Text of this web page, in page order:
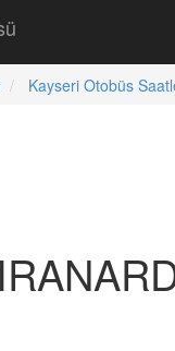
Kayseri Otobüs